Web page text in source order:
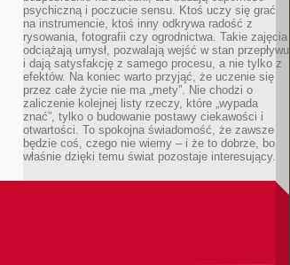
psychiczną i poczucie sensu. Ktoś uczy się grać
na instrumencie, ktoś inny odkrywa radość z
rysowania, fotografii czy ogrodnictwa. Takie zajęcia
odciążają umysł, pozwalają wejść w stan przepływu
i dają satysfakcję z samego procesu, a nie tylko z
efektów. Na koniec warto przyjąć, że uczenie się
przez całe życie nie ma „mety”. Nie chodzi o
zaliczenie kolejnej listy rzeczy, które „wypada
znać”, tylko o budowanie postawy ciekawości i
otwartości. To spokojna świadomość, że zawsze
będzie coś, czego nie wiemy – i że to dobrze, bo
właśnie dzięki temu świat pozostaje interesujący.